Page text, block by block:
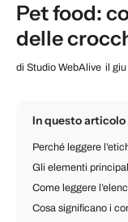
Pet food:
delle
di Studio WebAlive il
In questo articolo
Perché leggere
Gli elementi
Come leggere
Cosa significano i